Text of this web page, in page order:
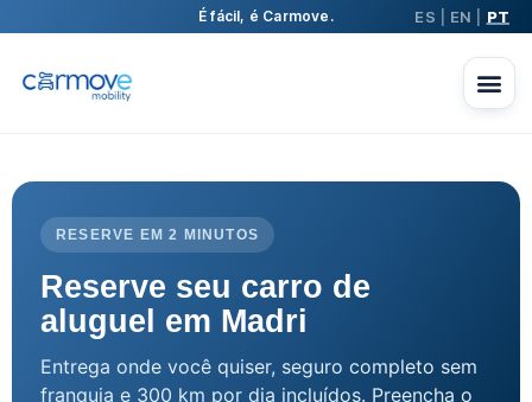
É fácil, é Carmove. ES EN PT
RESERVE EM 2 MINUTOS
Reserve seu carro de
aluguel em Madri
Entrega onde você quiser, seguro completo sem
franquia e 300 km por dia incluídos. Preencha o